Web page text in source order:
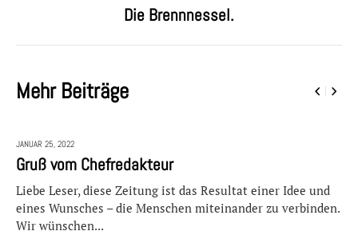
Die Brennnessel.
Mehr Beiträge
JANUAR 25, 2022
Gruß vom Chefredakteur
Liebe Leser, diese Zeitung ist das Resultat einer Idee und
eines Wunsches – die Menschen miteinander zu verbinden.
Wir wünschen...